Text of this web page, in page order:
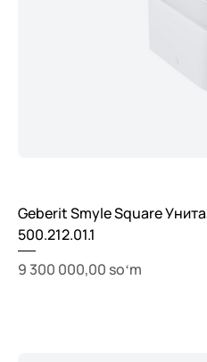
Geberit Smyle Square
500.212.01.1
Price
9 300 000,00 soʻm